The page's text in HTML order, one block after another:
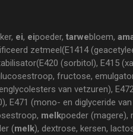
ei, eipoeder, tarwebloem,
zetmeel(E1414
(sorbitol), E415
fructose,
van vetzuren),
E471 (mono- en diglyceride
melkpoeder (magere),
(melk), dextrose, kersen,